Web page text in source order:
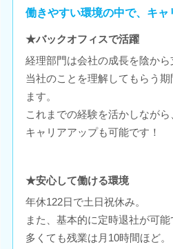
働きやすい環境の中で、キャ
★バックオフィスで活躍
経理部門は会社の成長を陰から
当社のことを理解してもらう
ます。
これまでの経験を活かしながら
キャリアアップも可能です！
★安心して働ける環境
年休122日で土日祝休み。
また、基本的に定時退社が可能
多くても残業は月10時間ほど。